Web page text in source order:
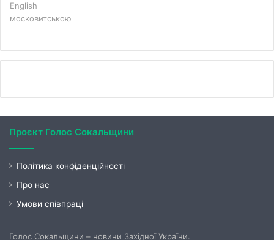
English
московитською
Проєкт Голос Сокальщини
Політика конфіденційності
Про нас
Умови співпраці
Голос Сокальщини – новини Західної України.